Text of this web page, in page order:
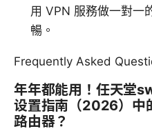
用 VPN 服務做一對一
暢。
Frequently Asked
年年都能用！任天堂
设置指南（2026）中
路由器？